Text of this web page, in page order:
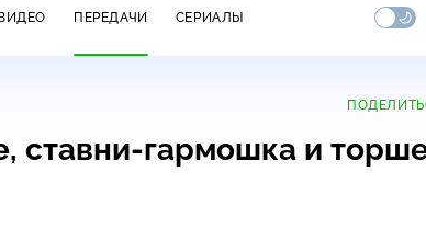
ПЕРЕДАЧИ СЕРИАЛЫ
ставни-гармошка и